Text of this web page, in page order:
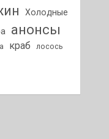
Холодные
анонсы
краб лосось